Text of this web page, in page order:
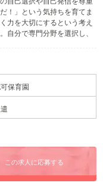
！」という気持ちを育てま
力を大切にするという考え
自分で専門分野を選択し、
の良いところを認め、それ
、専門の先生からの体育の
トミックは月に2回（2歳児
保育園
この求人に応募する